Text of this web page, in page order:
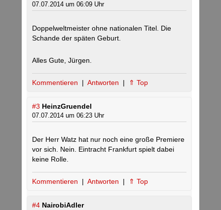
07.07.2014 um 06:09 Uhr
Doppelweltmeister ohne nationalen Titel. Die
Schande der späten Geburt.
Alles Gute, Jürgen.
Kommentieren | Antworten | ⇑ Top
#3 HeinzGruendel
07.07.2014 um 06:23 Uhr
Der Herr Watz hat nur noch eine große Premiere
vor sich. Nein. Eintracht Frankfurt spielt dabei
keine Rolle.
Kommentieren | Antworten | ⇑ Top
#4 NairobiAdler